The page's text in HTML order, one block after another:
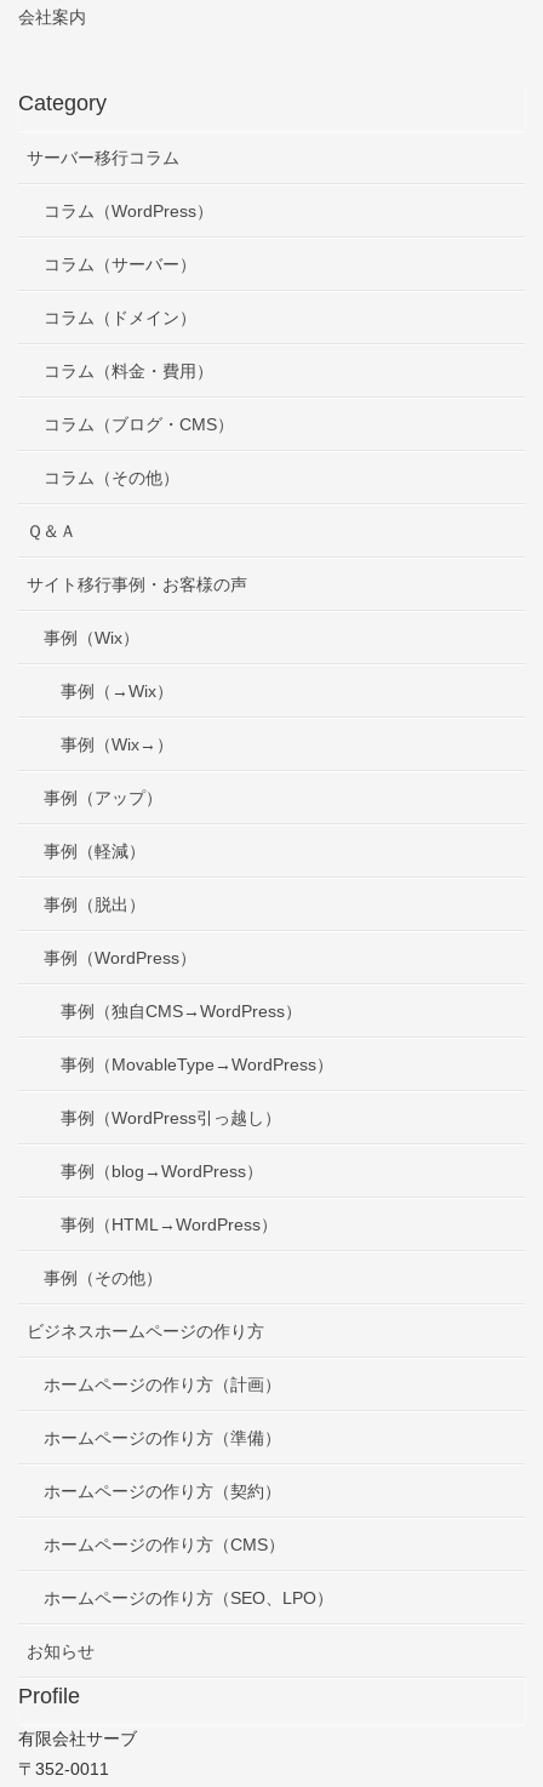
会社案内
Category
サーバー移行コラム
コラム（WordPress）
コラム（サーバー）
コラム（ドメイン）
コラム（料金・費用）
コラム（ブログ・CMS）
コラム（その他）
Ｑ＆Ａ
サイト移行事例・お客様の声
事例（Wix）
事例（→Wix）
事例（Wix→）
事例（アップ）
事例（軽減）
事例（脱出）
事例（WordPress）
事例（独自CMS→WordPress）
事例（MovableType→WordPress）
事例（WordPress引っ越し）
事例（blog→WordPress）
事例（HTML→WordPress）
事例（その他）
ビジネスホームページの作り方
ホームページの作り方（計画）
ホームページの作り方（準備）
ホームページの作り方（契約）
ホームページの作り方（CMS）
ホームページの作り方（SEO、LPO）
お知らせ
Profile
有限会社サーブ
〒352-0011